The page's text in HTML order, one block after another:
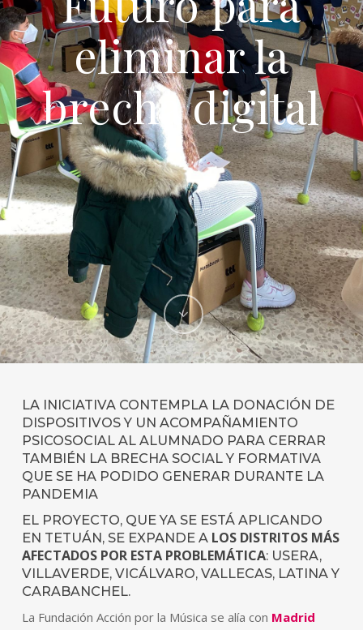
eliminar la
brecha digital
LA INICIATIVA CONTEMPLA LA DONACIÓN DE
DISPOSITIVOS Y UN ACOMPAÑAMIENTO
PSICOSOCIAL AL ALUMNADO PARA CERRAR
TAMBIÉN LA BRECHA SOCIAL Y FORMATIVA
QUE SE HA PODIDO GENERAR DURANTE LA
PANDEMIA
EL PROYECTO, QUE YA SE ESTÁ APLICANDO
EN TETUÁN, SE EXPANDE A LOS DISTRITOS MÁS
AFECTADOS POR ESTA PROBLEMÁTICA: USERA,
VILLAVERDE, VICÁLVARO, VALLECAS, LATINA Y
CARABANCHEL.
La Fundación Acción por la Música se alía con Madrid